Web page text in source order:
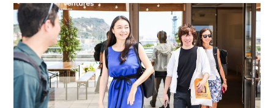
La Fundación celebra la 2ª edición
de Líderes Japoneses
La segunda edición del programa de
visitantes de la Fundación se centra en
sostenibilidad y cambio climático